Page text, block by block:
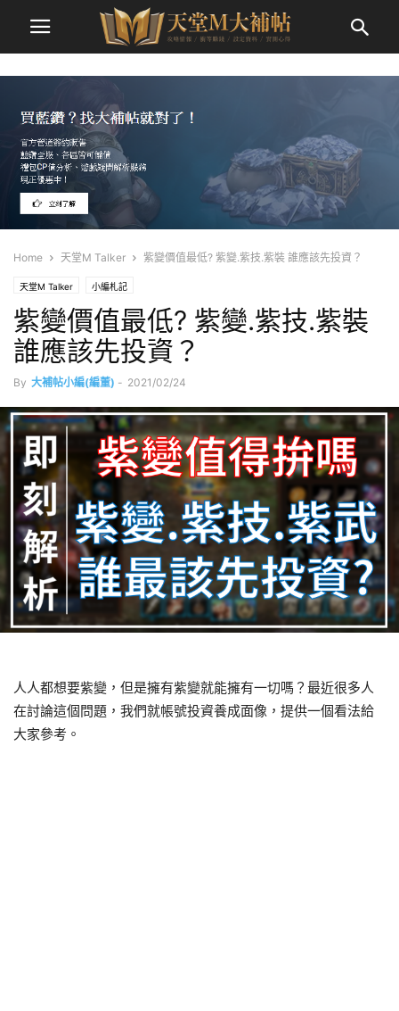
Home 天堂M Talker 紫變價值最低? 紫變.紫技.紫裝 誰應該先投資？
天堂M Talker 小編札記
紫變價值最低? 紫變.紫技.紫裝
誰應該先投資？
By 大補帖小編(編董) - 2021/02/24
人人都想要紫變，但是擁有紫變就能擁有一切嗎？最近很多人
在討論這個問題，我們就帳號投資養成面像，提供一個看法給
大家參考。